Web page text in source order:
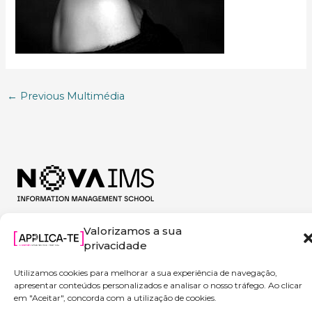
Valorizamos a sua
privacidade
Utilizamos cookies para melhorar a sua experiência de navegação,
apresentar conteúdos personalizados e analisar o nosso tráfego. Ao clicar
em "Aceitar", concorda com a utilização de cookies.
← Previous Multimédia